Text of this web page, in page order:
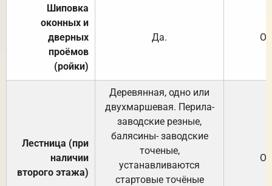
Шиповка
оконных и
дверных
проёмов
(ройки)
Да.
Лестница (при
наличии
второго этажа)
Деревянная, одно или
двухмаршевая. Перила-
заводские резные,
балясины- заводские
точеные,
устанавливаются
стартовые точёные